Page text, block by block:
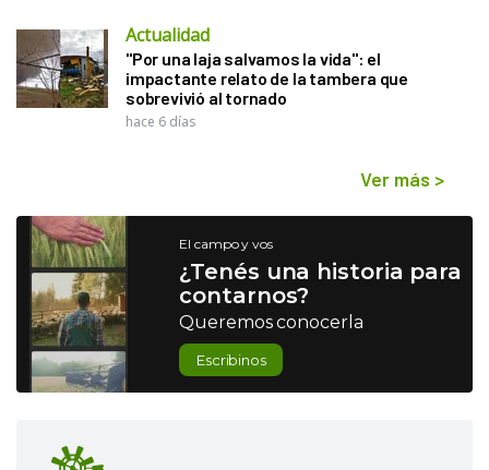
Actualidad
"Por una laja salvamos la vida": el
impactante relato de la tambera que
sobrevivió al tornado
hace 6 días
Ver más >
El campo y vos
¿Tenés una historia para
contarnos?
Queremos conocerla
Escribinos